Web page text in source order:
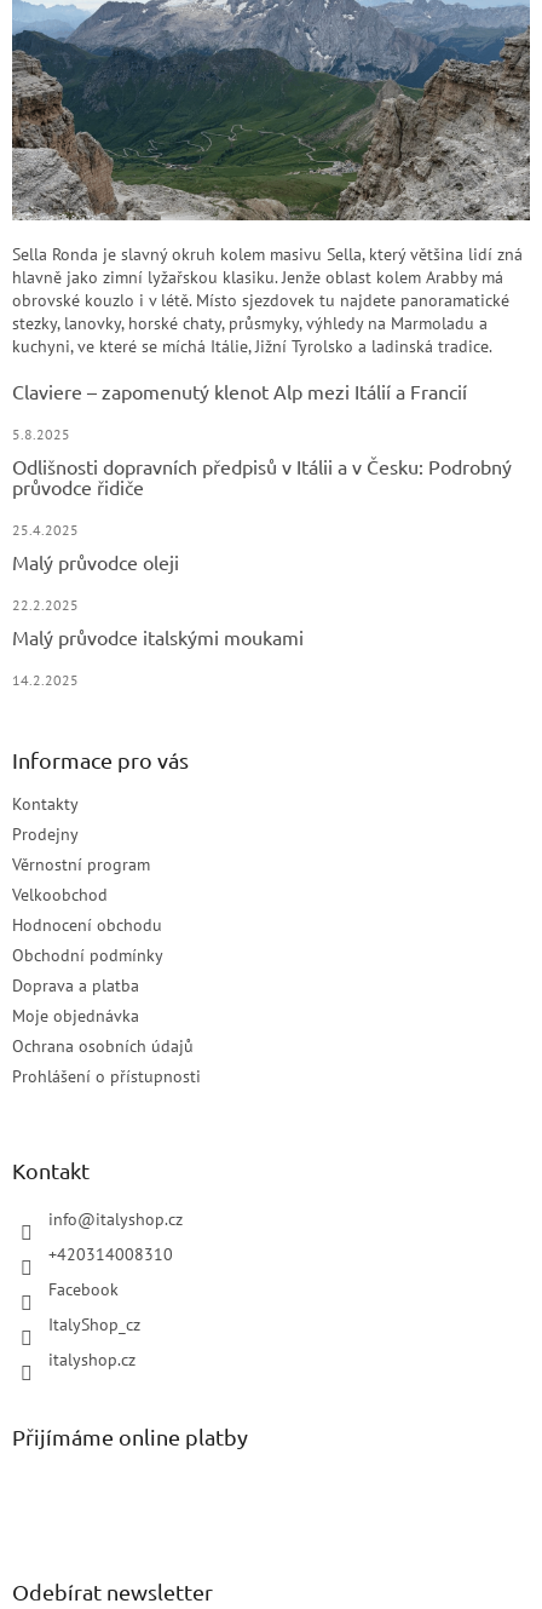
Sella Ronda je slavný okruh kolem masivu Sella, který většina lidí zná
hlavně jako zimní lyžařskou klasiku. Jenže oblast kolem Arabby má
obrovské kouzlo i v létě. Místo sjezdovek tu najdete panoramatické
stezky, lanovky, horské chaty, průsmyky, výhledy na Marmoladu a
kuchyni, ve které se míchá Itálie, Jižní Tyrolsko a ladinská tradice.
Claviere – zapomenutý klenot Alp mezi Itálií a Francií
5.8.2025
Odlišnosti dopravních předpisů v Itálii a v Česku: Podrobný
průvodce řidiče
25.4.2025
Malý průvodce oleji
22.2.2025
Malý průvodce italskými moukami
14.2.2025
Informace pro vás
Kontakty
Prodejny
Věrnostní program
Velkoobchod
Hodnocení obchodu
Obchodní podmínky
Doprava a platba
Moje objednávka
Ochrana osobních údajů
Prohlášení o přístupnosti
Kontakt
info@italyshop.cz
+420314008310
Facebook
ItalyShop_cz
italyshop.cz
Přijímáme online platby
Odebírat newsletter